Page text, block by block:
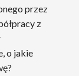
przez
z
o jakie